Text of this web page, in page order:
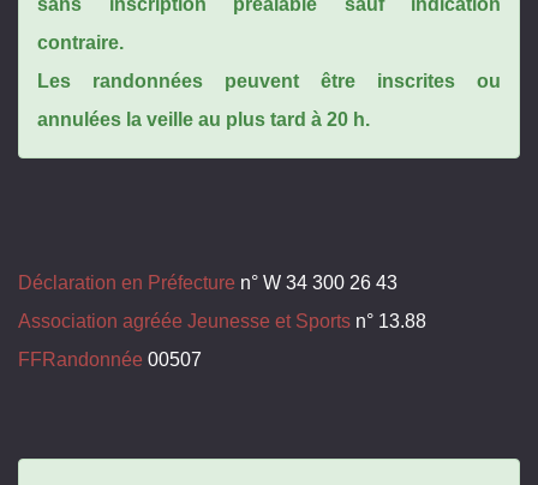
contraire.
Les randonnées peuvent être inscrites ou
annulées la veille au plus tard à 20 h.
Déclaration en Préfecture n° W 34 300 26 43
Association agréée Jeunesse et Sports n° 13.88
FFRandonnée 00507